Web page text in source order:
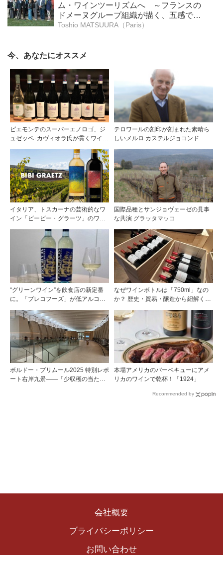
ム・ワインツーリズムへ ～フランスの
ドメーヌグループ組織が描く、五感で深
掘りする次世代のテロワール体験
Toshio MATSUURA（Paris）
今、あなたにオススメ
ピエモンテのスーパーエノロゴ、ジ
ュゼッペ･カヴィオラ氏が貫くワイン
テロワールの刻印が刻まれた素晴ら
しいメルロ カステルジョコンド
イタリア、トスカーナの芸術的なワ
イン「ビービー・グラーツ」のワイ
国際品種とサンジョヴェーゼの見事
な共演 グラッタマッコ
“グリーンワイン”を飲食店の新定番
に。「プレコフーズ」が低アルコー
なぜワインボトルは「750ml」なの
か？ 歴史・貿易・醸造から紐解く4
ボルドー・プリムール2025 特別レポ
ート右岸九景――「少収穫の当たり
本場アメリカのバーベキューにアメ
リカのワインで乾杯！「1924」
Recommended by
会社概要
プライバシーポリシー
お問い合わせ